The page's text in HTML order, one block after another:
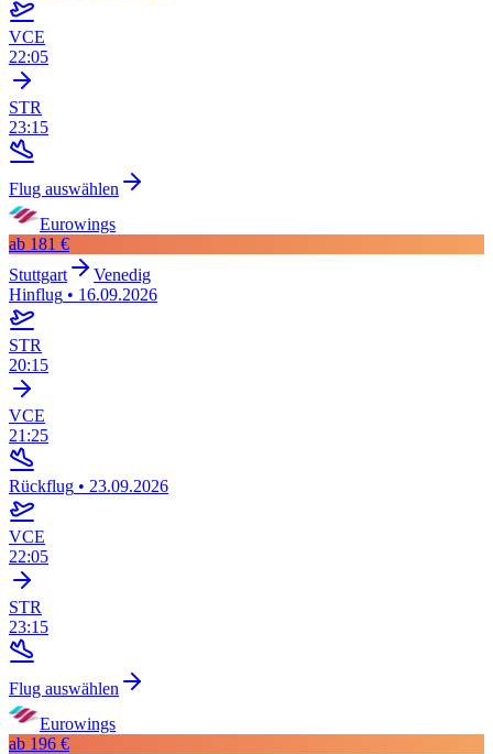
VCE
22:05
STR
23:15
Flug auswählen
Eurowings
ab 181 €
Stuttgart
Venedig
Hinflug • 16.09.2026
STR
20:15
VCE
21:25
Rückflug • 23.09.2026
VCE
22:05
STR
23:15
Flug auswählen
Eurowings
ab 196 €